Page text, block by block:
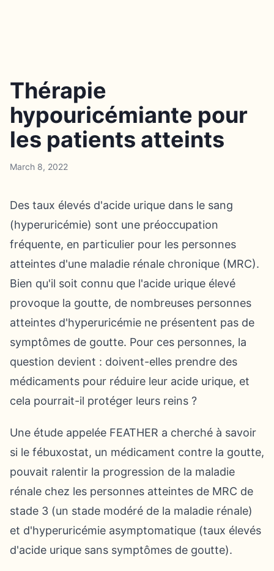
Thérapie
hypouricémiante pour
les patients atteints
March 8, 2022
Des taux élevés d'acide urique dans le sang
(hyperuricémie) sont une préoccupation
fréquente, en particulier pour les personnes
atteintes d'une maladie rénale chronique (MRC).
Bien qu'il soit connu que l'acide urique élevé
provoque la goutte, de nombreuses personnes
atteintes d'hyperuricémie ne présentent pas de
symptômes de goutte. Pour ces personnes, la
question devient : doivent-elles prendre des
médicaments pour réduire leur acide urique, et
cela pourrait-il protéger leurs reins ?
Une étude appelée FEATHER a cherché à savoir
si le fébuxostat, un médicament contre la goutte,
pouvait ralentir la progression de la maladie
rénale chez les personnes atteintes de MRC de
stade 3 (un stade modéré de la maladie rénale)
et d'hyperuricémie asymptomatique (taux élevés
d'acide urique sans symptômes de goutte).